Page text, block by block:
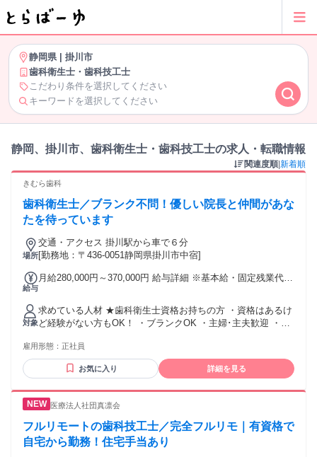
静岡県| 掛川市
歯科衛生士・歯科技工士
こだわり条件を選択してください
キーワードを選択してください
静岡、掛川市、歯科衛生士・歯科技工士の求人・転職情報
関連度順 新着順
きむら歯科
歯科衛生士／ブランク不問！優しい院長と仲間があな
たを待っています
場所
交通・アクセス 掛川駅から車で６分
[勤務地：〒436-0051静岡県掛川市中宿]
給与
月給280,000円～370,000円 給与詳細 ※基本給・固定残業代・
定残業代：あり 1ヶ月あたり2万円（固定残業時間：1ヶ月あ
たり10時間） 固定残業時間を超えた勤務時間については別途
残業代を支給する 【一律手当】 全員に一律で支払われる通
勤・皆勤・家族手当金額：なし 全員に一律で支払われるその
いたします。
対象
求めている人材 ★歯科衛生士資格お持ちの方 ・資格はあるけ
ど経験がない方もOK！ ・ブランクOK ・主婦･主夫歓迎 ・女
とりと向き合える環境」 →少人数のクリニックだからこそ、
患者様とじっくりコミュニケーションをとり、信頼関係を築
きながら治療を進めることができます。流れ作業ではない、
02.│「プライベートとの両立を応援」 →残業はほとんどな
く、定時で帰れる日がほとんどです。木曜午後・日・祝は定
休で、夏季や年末年始には長期休暇もあります。子育て中の
方も、家庭と仕事を両立しながら無理なく働いています。
03.│「スキルアップをサポート」 →ブランクのある方や経験
雇用形態： 正社員
お気に入り 詳細を見る
医療法人社団真凛会
フルリモートの歯科技工士／完全フルリモ｜有資格で
自宅から勤務！住宅手当あり